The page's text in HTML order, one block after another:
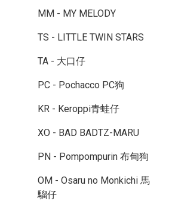
MM - MY MELODY
TS - LITTLE TWIN STARS
TA - 大口仔
PC - Pochacco PC狗
KR - Keroppi青蛙仔
XO - BAD BADTZ-MARU
PN - Pompompurin 布甸狗
OM - Osaru no Monkichi 馬
騮仔